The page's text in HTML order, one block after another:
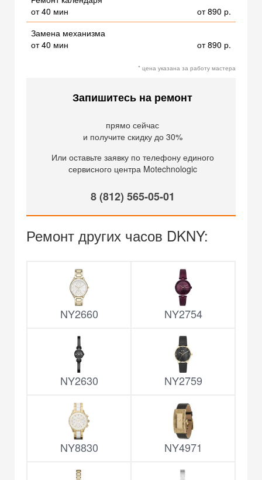
от 40 мин
от 890 р.
Замена механизма
от 40 мин
от 890 р.
* цена указана за работу мастера
Запишитесь на ремонт
прямо сейчас
и получите скидку до 30%
Или оставьте заявку по телефону единого
сервисного центра Motechnologic
8 (812) 565-05-01
Ремонт других часов DKNY:
NY2660 NY2754
NY2630 NY2759
NY8830 NY4971